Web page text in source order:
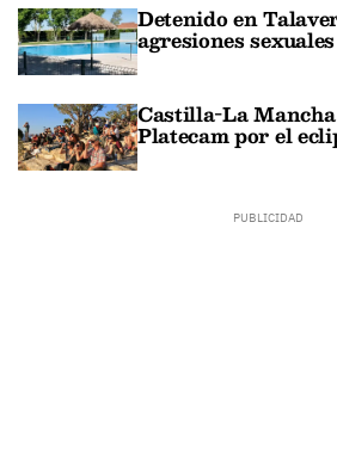
Detenido en
agresiones
Castilla-La
Platecam por el